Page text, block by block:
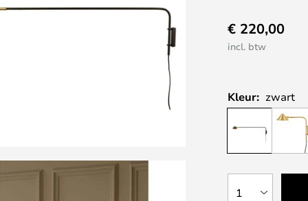
€ 220,00
incl. btw
Kleur: zwart
1